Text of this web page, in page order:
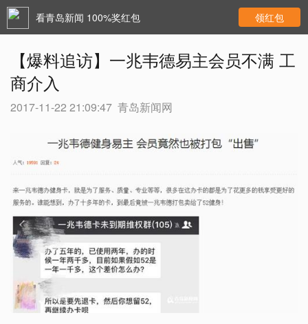
看青岛新闻 100%奖红包 领红包
【爆料追访】一兆韦德易主会员不满 工
商介入
2017-11-22 21:09:47 青岛新闻网